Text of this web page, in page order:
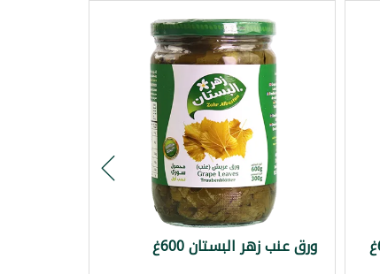
ورق عنب زهر البستان 600غ